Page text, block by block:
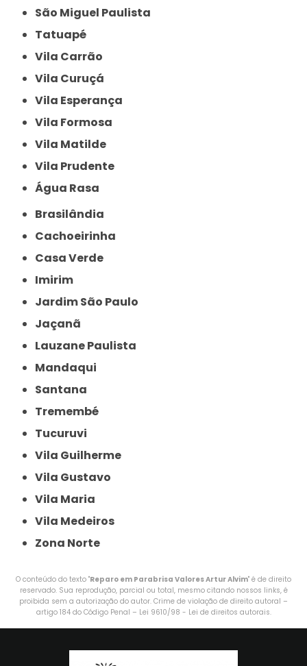
São Miguel Paulista
Tatuapé
Vila Carrão
Vila Curuçá
Vila Esperança
Vila Formosa
Vila Matilde
Vila Prudente
Água Rasa
Brasilândia
Cachoeirinha
Casa Verde
Imirim
Jardim São Paulo
Jaçanã
Lauzane Paulista
Mandaqui
Santana
Tremembé
Tucuruvi
Vila Guilherme
Vila Gustavo
Vila Maria
Vila Medeiros
Zona Norte
O conteúdo do texto "Reparo em Parabrisa Valores Artur Alvim" é de direito
reservado. Sua reprodução, parcial ou total, mesmo citando nossos links, é
proibida sem a autorização do autor. Crime de violação de direito autoral –
artigo 184 do Código Penal – Lei 9610/98 - Lei de direitos autorais.